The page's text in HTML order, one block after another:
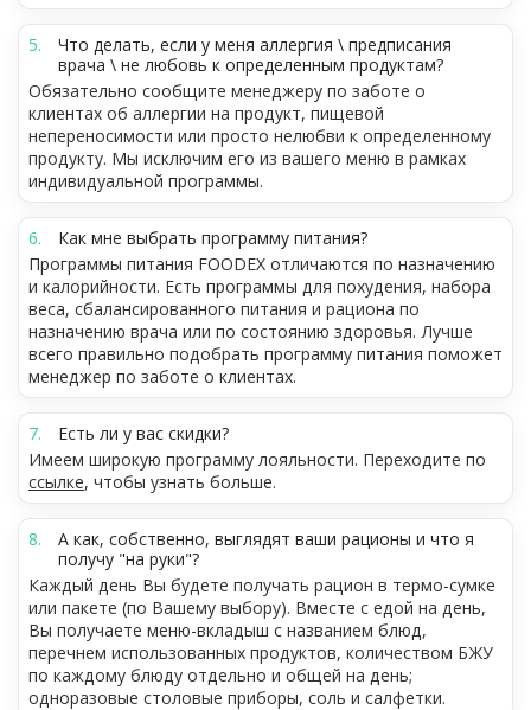
Что делать, если у меня аллергия \ предписания
врача \ не любовь к определенным продуктам?
Обязательно сообщите менеджеру по заботе о
клиентах об аллергии на продукт, пищевой
непереносимости или просто нелюбви к определенному
продукту. Мы исключим его из вашего меню в рамках
индивидуальной программы.
Как мне выбрать программу питания?
Программы питания FOODEX отличаются по назначению
и калорийности. Есть программы для похудения, набора
веса, сбалансированного питания и рациона по
назначению врача или по состоянию здоровья. Лучше
всего правильно подобрать программу питания поможет
менеджер по заботе о клиентах.
Есть ли у вас скидки?
Имеем широкую программу лояльности. Переходите по
ссылке, чтобы узнать больше.
А как, собственно, выглядят ваши рационы и что я
получу "на руки"?
Каждый день Вы будете получать рацион в термо-сумке
или пакете (по Вашему выбору). Вместе с едой на день,
Вы получаете меню-вкладыш с названием блюд,
перечнем использованных продуктов, количеством БЖУ
по каждому блюду отдельно и общей на день;
одноразовые столовые приборы, соль и салфетки.